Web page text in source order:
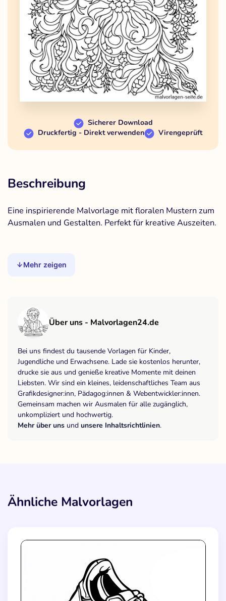
Sicherer Download
Druckfertig - Direkt verwenden
Virengeprüft
Beschreibung
Eine inspirierende Malvorlage mit floralen Mustern zum
Ausmalen und Gestalten. Perfekt für kreative Auszeiten.
Mehr zeigen
Über uns - Malvorlagen24.de
Bei uns findest du tausende Vorlagen für Kinder,
Jugendliche und Erwachsene. Lade sie kostenlos herunter,
drucke sie aus und genieße kreative Momente mit deinen
Liebsten. Wir sind ein kleines, leidenschaftliches Team aus
Grafikdesigner:inn, Pädagog:innen & Webentwickler:innen.
Gemeinsam machen wir Ausmalen für alle zugänglich,
unkompliziert und hochwertig.
Mehr über uns und unsere Inhaltsrichtlinien.
Ähnliche Malvorlagen